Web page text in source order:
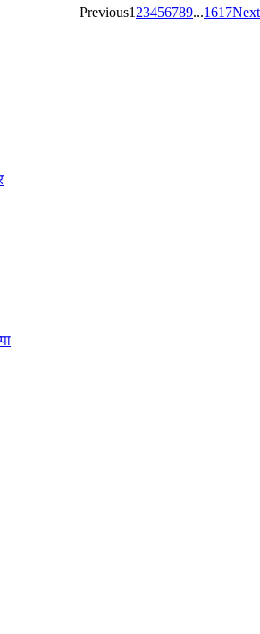
गंडई
Previous1 23456789...1617Next